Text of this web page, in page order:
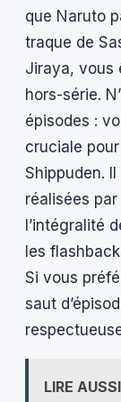
que Naruto
traque de
Jiraya, vous
hors-série.
épisodes :
cruciale
Shippuden.
réalisées
l’intégralité
les
Si vous
saut
LIRE AUSSI